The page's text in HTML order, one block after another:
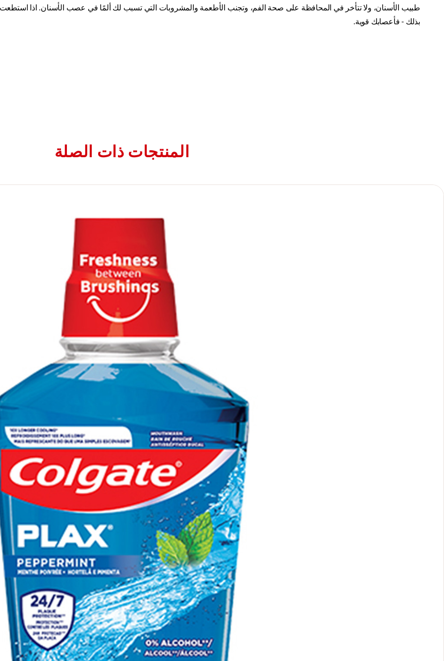
طبيب الأسنان، ولا تتأخر في المحافظة على صحة الفم، وتجنب الأطعمة والمشروبات التي تسبب لك ألمًا في عصب الأسنان. اذا استطعت
بذلك - فأعصابك قوية.
المنتجات ذات الصلة